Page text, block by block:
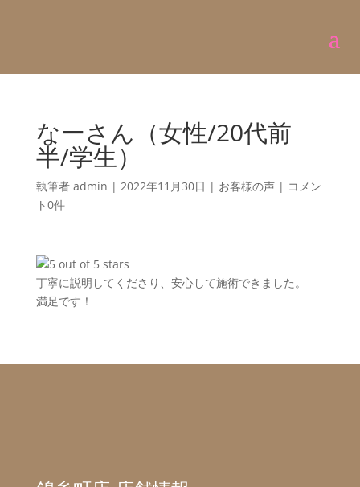
なーさん（女性/20代前
半/学生）
執筆者 admin | 2022年11月30日 | お客様の声| コメン
ト0件
丁寧に説明してくださり、安心して施術できました。
満足です！